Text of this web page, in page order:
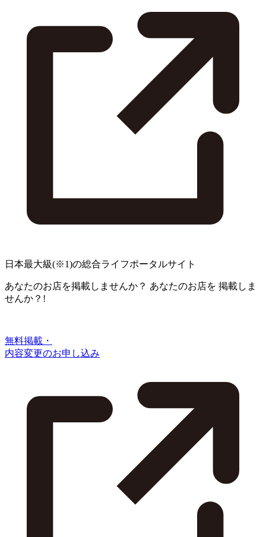
日本最大級(※1)の総合ライフポータルサイト
あなたのお店を掲載しませんか？ あなたのお店を 掲載しま
せんか？!
無料掲載・
内容変更のお申し込み